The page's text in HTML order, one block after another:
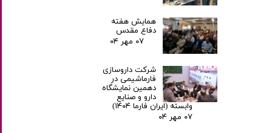
همایش هفته
دفاع مقدس
۰۷ مهر ۰۴
شرکت داروسازی
فارماشیمی در
دهمین نمایشگاه
دارو و صنایع
وابسته (ایران فارما ۱۴۰۴)
۰۷ مهر ۰۴